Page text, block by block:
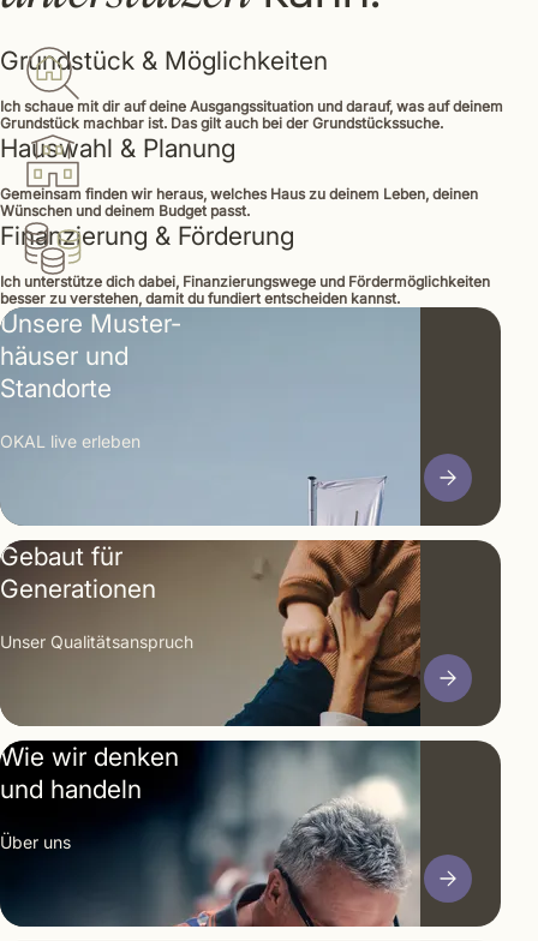
Grundstück & Möglichkeiten
Ich schaue mit dir auf deine Ausgangssituation und darauf, was auf deinem
Grundstück machbar ist. Das gilt auch bei der Grundstückssuche.
Hauswahl & Planung
Gemeinsam finden wir heraus, welches Haus zu deinem Leben, deinen
Wünschen und deinem Budget passt.
Finanzierung & Förderung
Ich unterstütze dich dabei, Finanzierungswege und Fördermöglichkeiten
besser zu verstehen, damit du fundiert entscheiden kannst.
Unsere Muster­
häuser und
Standorte
OKAL live erleben
Gebaut für
Generationen
Unser Qualitäts­anspruch
Wie wir denken
und handeln
Über uns